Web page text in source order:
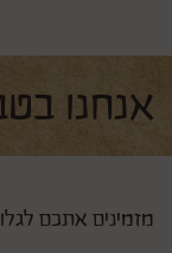
אנחנו
מזמינים אתכם